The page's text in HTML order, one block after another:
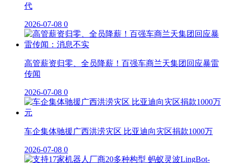
代
2026-07-08 0
高管薪资归零、全员降薪！百强车商兰天集团回应暴雷
传闻
2026-07-08 0
车企集体驰援广西洪涝灾区 比亚迪向灾区捐款1000万
2026-07-08 0